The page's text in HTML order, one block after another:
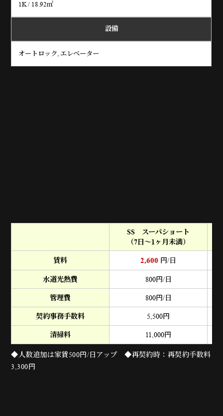
1K / 18.92㎡
設備
オートロック, エレベーター
SS スーパショート
（7日～1ヶ月未満）
賃料 2,600 円/日
水道光熱費 800円/日
管理費 800円/日
契約事務手数料 5,500円
清掃料 11,000円
◆人数追加は家賃500円/日アップ ◆再契約時：再契約手数料
3,300円